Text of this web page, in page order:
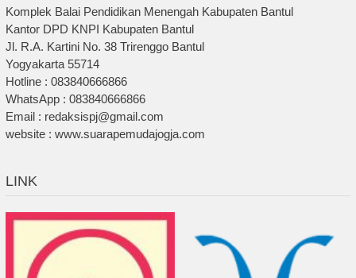
Komplek Balai Pendidikan Menengah Kabupaten Bantul
Kantor DPD KNPI Kabupaten Bantul
Jl. R.A. Kartini No. 38 Trirenggo Bantul
Yogyakarta 55714
Hotline : 083840666866
WhatsApp : 083840666866
Email : redaksispj@gmail.com
website : www.suarapemudajogja.com
LINK